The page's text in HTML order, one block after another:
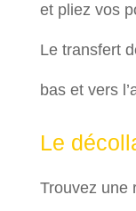
et pliez vos
Le transfert
bas et vers
Le
Trouvez une